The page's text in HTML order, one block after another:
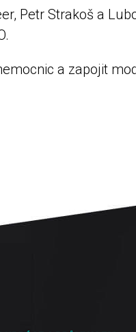
Petr Strakoš a
a zapojit